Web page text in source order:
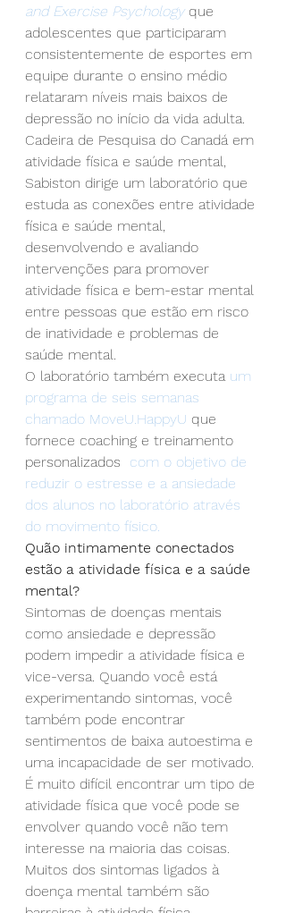
and Exercise Psychology que
adolescentes que participaram
consistentemente de esportes em
equipe durante o ensino médio
relataram níveis mais baixos de
depressão no início da vida adulta.
Cadeira de Pesquisa do Canadá em
atividade física e saúde mental,
Sabiston dirige um laboratório que
estuda as conexões entre atividade
física e saúde mental,
desenvolvendo e avaliando
intervenções para promover
atividade física e bem-estar mental
entre pessoas que estão em risco
de inatividade e problemas de
saúde mental.
O laboratório também executa um
programa de seis semanas
chamado MoveU.HappyU que
fornece coaching e treinamento
personalizados com o objetivo de
reduzir o estresse e a ansiedade
dos alunos no laboratório através
do movimento físico.
Quão intimamente conectados
estão a atividade física e a saúde
mental?
Sintomas de doenças mentais
como ansiedade e depressão
podem impedir a atividade física e
vice-versa. Quando você está
experimentando sintomas, você
também pode encontrar
sentimentos de baixa autoestima e
uma incapacidade de ser motivado.
É muito difícil encontrar um tipo de
atividade física que você pode se
envolver quando você não tem
interesse na maioria das coisas.
Muitos dos sintomas ligados à
doença mental também são